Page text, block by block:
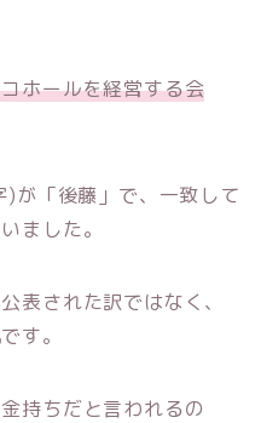
ホールを経営する会
が「後藤」で、一致して
ました。
表された訳ではなく、
す。
持ちだと言われるの